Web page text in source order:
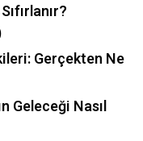
Gerçekten Ne
Geleceği Nasıl